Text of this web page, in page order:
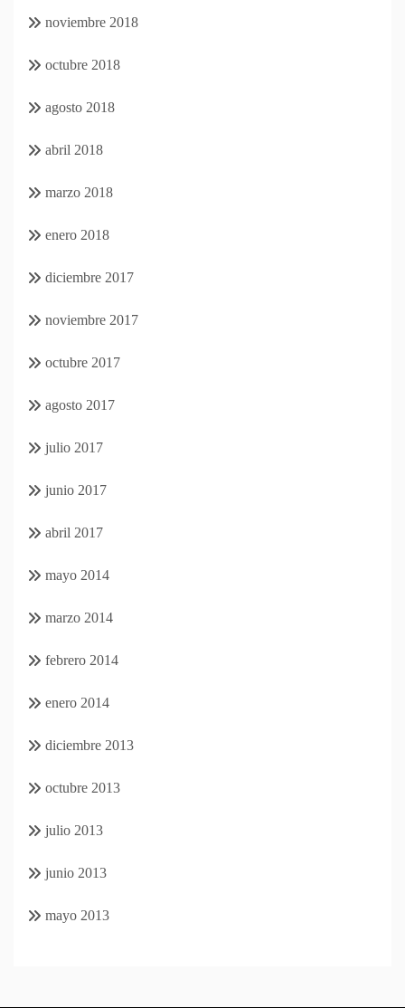
noviembre 2018
octubre 2018
agosto 2018
abril 2018
marzo 2018
enero 2018
diciembre 2017
noviembre 2017
octubre 2017
agosto 2017
julio 2017
junio 2017
abril 2017
mayo 2014
marzo 2014
febrero 2014
enero 2014
diciembre 2013
octubre 2013
julio 2013
junio 2013
mayo 2013